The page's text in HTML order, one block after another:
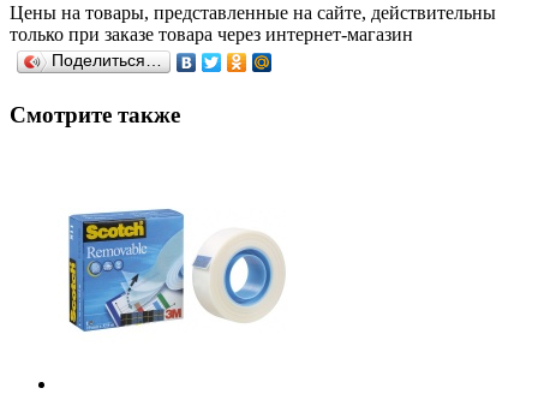
Цены на товары, представленные на сайте, действительны
только при заказе товара через интернет-магазин
Поделиться…
Смотрите также